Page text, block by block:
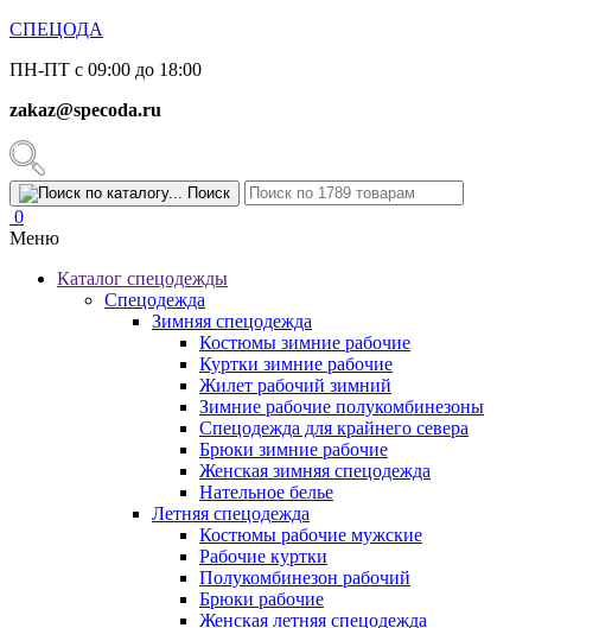
СПЕЦОДА
ПН-ПТ с 09:00 до 18:00
zakaz@specoda.ru
Поиск
0
Меню
Каталог спецодежды
Спецодежда
Зимняя спецодежда
Костюмы зимние рабочие
Куртки зимние рабочие
Жилет рабочий зимний
Зимние рабочие полукомбинезоны
Спецодежда для крайнего севера
Брюки зимние рабочие
Женская зимняя спецодежда
Нательное белье
Летняя спецодежда
Костюмы рабочие мужские
Рабочие куртки
Полукомбинезон рабочий
Брюки рабочие
Женская летняя спецодежда